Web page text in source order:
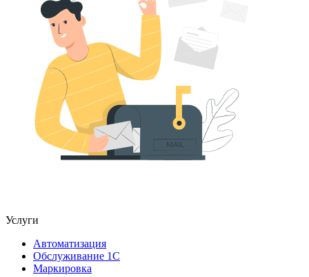
Услуги
Автоматизация
Обслуживание 1С
Маркировка